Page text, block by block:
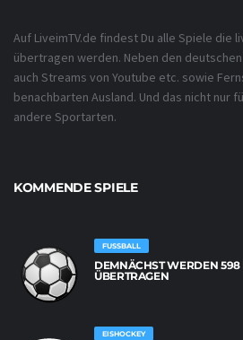
Auf LiveimTV.de findest Du alle Spiele die
übertragen werden. Neben den
auch Streams von Youtube etc. sowie
benachbarten Ausland. Und das nicht nur
andere Sportarten.
KOMMENDE SPIELE
FUSSBALL
DEMNÄCHST WERDEN 598
BERTRAGEN
EISHOCKEY